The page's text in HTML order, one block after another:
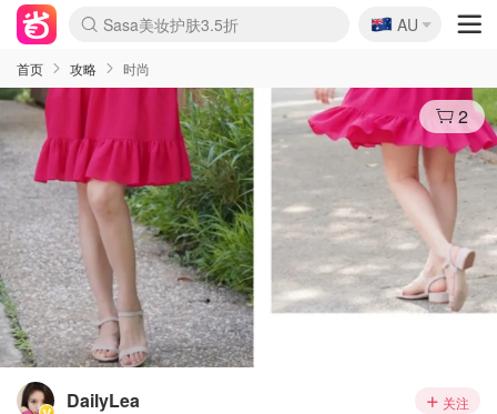
lululemon折扣上新
Sasa美妆护肤3.5折
SSENSE年中2.5折
FreshBeauty好价汇总
Cettire降价+叠9折
WWS Coles超市实拍
viagogo二手票捡漏
Myer超级周末
The Outnet奢牌1折起
David Jones 3折起
Flannels大牌1折
Perfumes Club护肤1折
AMIRO面罩$251
Amazon折扣汇总
eToro入金$200送$50
Amazon数码好物
ICONIC本周7.5折
ThedoubleF高奢地板价
Moose Knuckles 6折
丝芙兰5折起
EUFY摄像头$98
Selenichast首饰2折
Trip机票酒店促销
YSL送5件彩妆礼
Amazon家居好物
Amazon美妆护肤
雅漾大喷$8
过敏原检测盒$33
伊索独家赠50ml沐浴露
科颜氏高保湿面霜$29
SEALIFE海洋馆门票6折
丝塔芙大白罐$16
订阅Newsletter送香薰
Cult Beauty 6.8折
Harrods圣诞日历$525
LN-CC奢牌私促3折
d'Alba空姐喷雾$16
EVE LOM套装£56
Bernardelli独家4折
Adore Beauty 6折起
CT圣诞日历
Mytheresa奢品2.7折
Luxury Escapes 9折
Currentbody美容仪$881
MOON Garden Live
Roborock扫地机$649
Tingo Life水杯$24
Valentino官网5折
CR洗护套装$23
修丽可4件套$159
Myer彩妆2件7折
GANNI官网4.5折
Stylevana韩妆4折
Tessabit高奢8.5折
OGX洗发水$11
Amazon阿德莱德次日达
卡诗8.5折+赠礼
Philips Hue灯具8折
🇦🇺
AU
首页 攻略 时尚
2
DailyLea 关注